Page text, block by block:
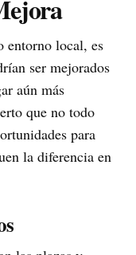
entorno local, es
ser mejorados
aún más
que no todo
para
la diferencia en